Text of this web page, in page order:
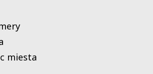
miesta